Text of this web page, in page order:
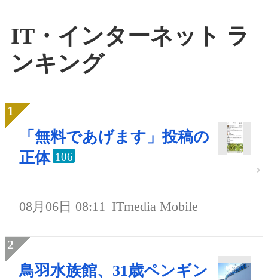
IT・インターネット ラ
ンキング
「無料であげます」投稿の
正体 106
08月06日 08:11 ITmedia Mobile
鳥羽水族館、31歳ペンギン